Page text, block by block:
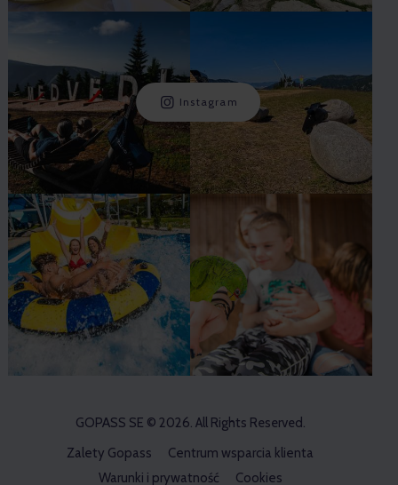
Instagram
GOPASS SE © 2026. All Rights Reserved.
Zalety Gopass
Centrum wsparcia klienta
Warunki i prywatność
Cookies